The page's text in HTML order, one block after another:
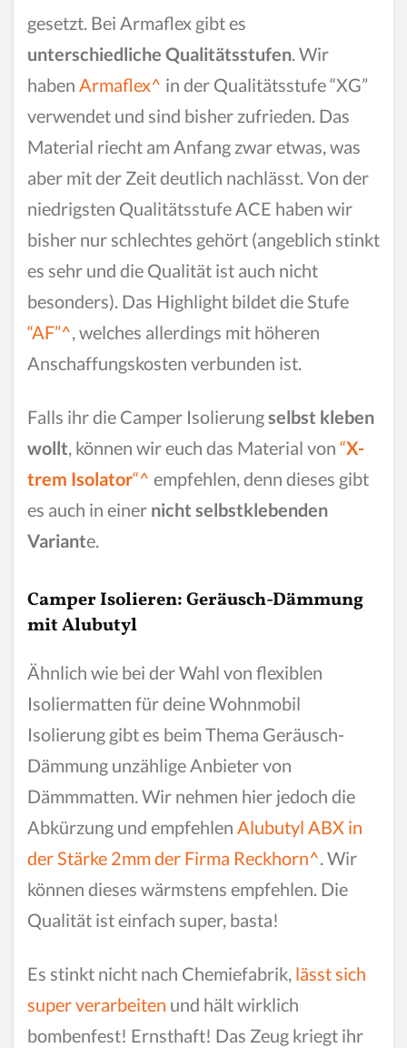
gesetzt. Bei Armaflex gibt es
unterschiedliche Qualitätsstufen. Wir
haben Armaflex^ in der Qualitätsstufe “XG”
verwendet und sind bisher zufrieden. Das
Material riecht am Anfang zwar etwas, was
aber mit der Zeit deutlich nachlässt. Von der
niedrigsten Qualitätsstufe ACE haben wir
bisher nur schlechtes gehört (angeblich stinkt
es sehr und die Qualität ist auch nicht
besonders). Das Highlight bildet die Stufe
“AF”^, welches allerdings mit höheren
Anschaffungskosten verbunden ist.
Falls ihr die Camper Isolierungselbst kleben
wollt, können wir euch das Material von “X-
trem Isolator“^ empfehlen, denn dieses gibt
es auch in einer nicht selbstklebenden
Variante.
Camper Isolieren: Geräusch-Dämmung
mit Alubutyl
Ähnlich wie bei der Wahl von flexiblen
Isoliermatten für deine Wohnmobil
Isolierung gibt es beim Thema Geräusch-
Dämmung unzählige Anbieter von
Dämmmatten. Wir nehmen hier jedoch die
Abkürzung und empfehlen Alubutyl ABX in
der Stärke 2mm der Firma Reckhorn^. Wir
können dieses wärmstens empfehlen. Die
Qualität ist einfach super, basta!
Es stinkt nicht nach Chemiefabrik, lässt sich
super verarbeiten und hält wirklich
bombenfest! Ernsthaft! Das Zeug kriegt ihr